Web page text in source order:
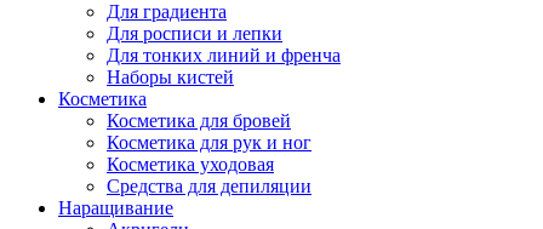
Для градиента
Для росписи и лепки
Для тонких линий и френча
Наборы кистей
Косметика
Косметика для бровей
Косметика для рук и ног
Косметика уходовая
Средства для депиляции
Наращивание